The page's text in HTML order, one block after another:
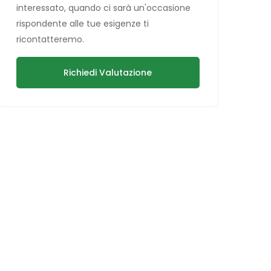
interessato, quando ci sarà un'occasione
rispondente alle tue esigenze ti
ricontatteremo.
Richiedi Valutazione